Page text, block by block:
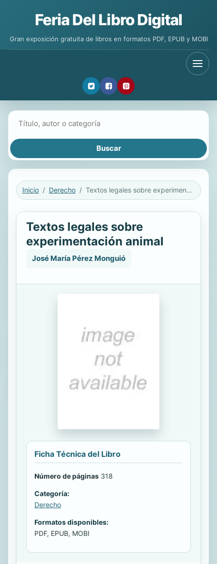
Feria Del Libro Digital
Gran exposición gratuita de libros en formatos PDF, EPUB y MOBI
Inicio Derecho Textos legales sobre experimentación animal
Textos legales sobre
experimentación animal
José María Pérez Monguió
Ficha Técnica del Libro
Número de páginas 318
Categoría:
Derecho
Formatos disponibles:
PDF, EPUB, MOBI